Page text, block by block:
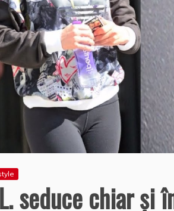
seduce chiar şi